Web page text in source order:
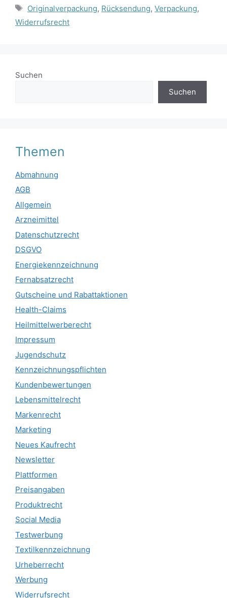
Schlagwörter
Originalverpackung, Rücksendung, Verpackung,
Widerrufsrecht
Suchen
Suchen
Themen
Abmahnung
AGB
Allgemein
Arzneimittel
Datenschutzrecht
DSGVO
Energiekennzeichnung
Fernabsatzrecht
Gutscheine und Rabattaktionen
Health-Claims
Heilmittelwerberecht
Impressum
Jugendschutz
Kennzeichnungspflichten
Kundenbewertungen
Lebensmittelrecht
Markenrecht
Marketing
Neues Kaufrecht
Newsletter
Plattformen
Preisangaben
Produktrecht
Social Media
Testwerbung
Textilkennzeichnung
Urheberrecht
Werbung
Widerrufsrecht